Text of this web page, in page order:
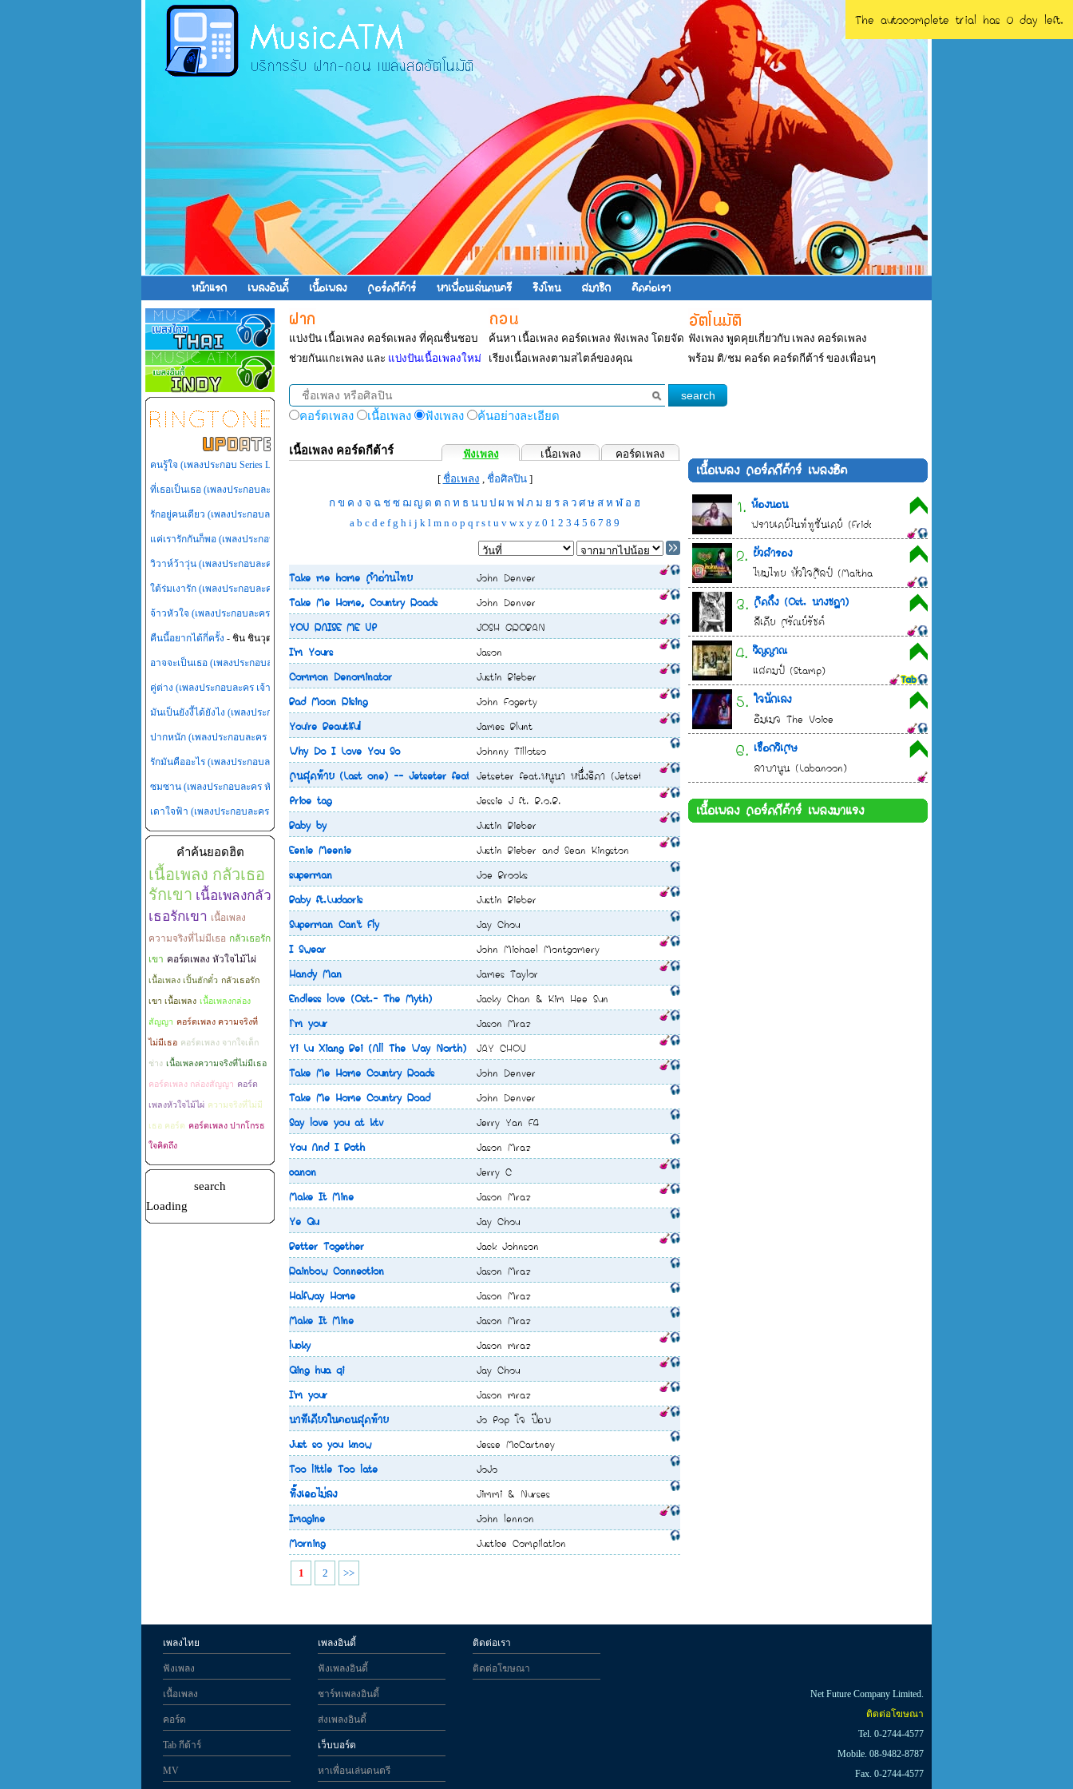
หน้าแรก เพลงอินดี้ เนื้อเพลง คอร์ดกีต้าร์ หาเพื่อนเล่นดนตรี ริงโทน สมาชิก ติดต่อเรา
แบ่งปัน เนื้อเพลง คอร์ดเพลง ที่คุณชื่นชอบ
ช่วยกันแกะเพลง และ แบ่งปันเนื้อเพลงใหม่
ค้นหา เนื้อเพลง คอร์ดเพลง ฟังเพลง โดยจัด
เรียงเนื้อเพลงตามสไตล์ของคุณ
ฟังเพลง พูดคุยเกี่ยวกับ เพลง คอร์ดเพลง
พร้อม ติ/ชม คอร์ด คอร์ดกีต้าร์ ของเพื่อนๆ
คอร์ดเพลง เนื้อเพลง ฟังเพลง ค้นอย่างละเอียด
เนื้อเพลง คอร์ดกีต้าร์ ฟังเพลง เนื้อเพลง คอร์ดเพลง
[ ชื่อเพลง , ชื่อศิลปิน]
ก ข ค ง จ ฉ ช ซ ฌ ญ ด ต ถ ท ธ น บ ป ผ พ ฟ ภ ม ย ร ล ว ศ ษ ส ห ฬ อ ฮ
a b c d e f g h i j k l m n o p q r s t u v w x y z 0 1 2 3 4 5 6 7 8 9
Take me home คำอ่านไทย
John Denver
Take Me Home, Country Roads
John Denver
YOU RAISE ME UP
JOSH GROBAN
I'm Yours
Jason
Common Denominator
Justin Bieber
Bad Moon Rising
John Fogerty
You're Beautiful
James Blunt
Why Do I Love You So
Johnny Tillotso
คนสุดท้าย (Last one) -- Jetseter feat.หนูนา หนึ่งธิดาJetseter feat.หนูนา หนึ่งธิดา (Jetseter feat.หนูนา หนึ่งธิดา)
Price tag
Jessie J ft. B.o.B.
Baby by
Justin Bieber
Eenie Meenie
Justin Bieber and Sean Kingston
superman
Joe Brooks
Baby ft.Ludacris
Justin Bieber
Superman Can't Fly
Jay Chou
I Swear
John Michael Montgomery
Handy Man
James Taylor
Endless love (Ost.- The Myth)
Jacky Chan & Kim Hee Sun
i`m your
Jason Mraz
Yi Lu Xiang Bei (All The Way North) JAY CHOU
Take Me Home Country Roads
John Denver
Take Me Home Country Road
John Denver
Say love you at ktv
Jerry Yan F4
You And I Both
Jason Mraz
canon
Jerry C
Make It Mine
Jason Mraz
Ye Qu
Jay Chou
Better Together
Jack Johnson
Rainbow Connection
Jason Mraz
Halfway Home
Jason Mraz
Make It Mine
Jason Mraz
lucky
Jason mraz
Qing hua qi
Jay Chou
I'm your
Jason mraz
นาทีเดียวในตอนสุดท้าย
Jo Pop โจ ป๊อบ
Just so you know
Jesse McCartney
Too little Too late
JoJo
ทิ้งเธอไม่ลง
Jimmi & Nurses
Imagine
John lennon
Morning
Justice Compilation
1 2 >>
เนื้อเพลง คอร์ดกีต้าร์ เพลงฮิต
1. ห้องนอน
ฟรายเดย์ไนท์ทูซันเดย์ (Friday Night to Sunday)
2. ผัวสำรอง
ไหมไทย หัวใจศิลป์ (Maithai Hua-jai-sin)
3. คิดถึง (Ost. นางชฎา)
ลีเดีย ศรัณย์รัชต์
4. วิญญาณ
แสตมป์ (Stamp)
5. ใจนักเลง
อิมเมจ The Voice
6. เชือกวิเศษ
ลาบานูน (Labanoon)
เนื้อเพลง คอร์ดกีต้าร์ เพลงมาแรง
คนรู้ใจ (เพลงประกอบ Series LOVE-18 (รักวุ่นวายหัวใจ 18))
ที่เธอเป็นเธอ (เพลงประกอบละคร เทพธิดาปลาร้า)
รักอยู่คนเดียว (เพลงประกอบละคร เพลิงสีรุ้ง)
แค่เรารักกันก็พอ (เพลงประกอบละคร สู้ยิบตา)
วิวาห์ว้าวุ่น (เพลงประกอบละคร วิวาห์ว้าวุ่น)
ใต้ร่มเงารัก (เพลงประกอบละคร ไทรโศก)- ต้าร์ Mr.Team
จ้าวหัวใจ (เพลงประกอบละคร สามหัวใจ)- เทพิน เลี่ยมอยู่
คืนนี้อยากได้กี่ครั้ง - ชิน ชินวุฒ
อาจจะเป็นเธอ (เพลงประกอบละคร กุหลาบไร้หนาม)- แพท สุธาสินี, เสถียร ทำมือ
คู่ต่าง (เพลงประกอบละคร เจ้าสาวไร่ส้ม)- บิวตี้ พุธระพี
มันเป็นยังงี้ได้ยังไง (เพลงประกอบละคร หัวใจพลอยโจร)- มอส ปฏิภาณ
ปากหนัก (เพลงประกอบละคร กุหลาบไร้หนาม)- อ๊อฟ ปองศักดิ์
รักมันคืออะไร (เพลงประกอบละคร เจ้าสาวไร่ส้ม)- แบงค์ ธนศักดิ์
ซมซาน (เพลงประกอบละคร หัวใจพลอยโจร)- กาย รัชชานนท์
เดาใจฟ้า (เพลงประกอบละคร หัวใจพลอยโจร)- ฟลุค THE STAR 5
คำค้นยอดฮิต
เนื้อเพลง กลัวเธอ
รักเขา เนื้อเพลงกลัว
เธอรักเขา เนื้อเพลง
ความจริงที่ไม่มีเธอ กลัวเธอรัก
เขา คอร์ดเพลง หัวใจไม้ไผ่
เนื้อเพลง เปิ้นฮักตั๋ว กลัวเธอรัก
เขา เนื้อเพลง เนื้อเพลงกล่อง
สัญญา คอร์ดเพลง ความจริงที่
ไม่มีเธอ คอร์ดเพลง จากใจเด็ก
ช่าง เนื้อเพลงความจริงที่ไม่มีเธอ
คอร์ดเพลง กล่องสัญญา คอร์ด
เพลงหัวใจไม้ไผ่ ความจริงที่ไม่มี
เธอ คอร์ด คอร์ดเพลง ปากโกรธ
ใจคิดถึง
search
Loading
เพลงไทย
ฟังเพลง
เนื้อเพลง
คอร์ด
Tab กีต้าร์
MV
เพลงอินดี้
ฟังเพลงอินดี้
ชาร์ทเพลงอินดี้
ส่งเพลงอินดี้
เว็บบอร์ด
หาเพื่อนเล่นดนตรี
ติดต่อเรา
ติดต่อโฆษณา
Net Future Company Limited.
ติดต่อโฆษณา
Tel. 0-2744-4577
Mobile. 08-9482-8787
Fax. 0-2744-4577
The autocomplete trial has 0 day left.